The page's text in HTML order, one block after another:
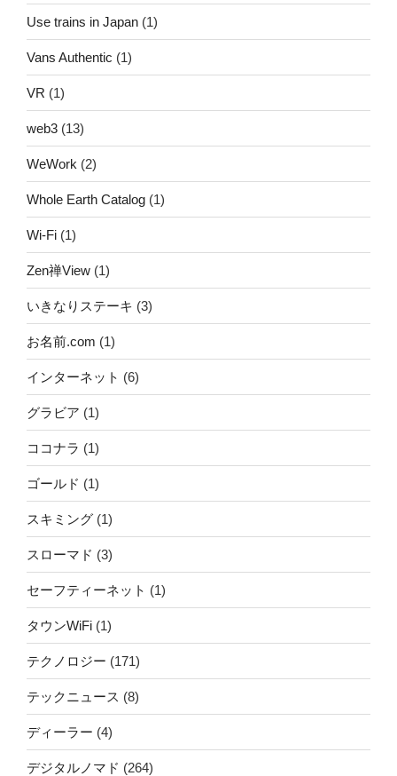
Use trains in Japan (1)
Vans Authentic (1)
VR (1)
web3 (13)
WeWork (2)
Whole Earth Catalog (1)
Wi-Fi (1)
Zen禅View (1)
いきなりステーキ (3)
お名前.com (1)
インターネット (6)
グラビア (1)
ココナラ (1)
ゴールド (1)
スキミング (1)
スローマド (3)
セーフティーネット (1)
タウンWiFi (1)
テクノロジー (171)
テックニュース (8)
ディーラー (4)
デジタルノマド (264)